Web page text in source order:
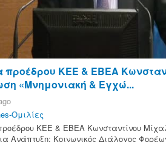
προέδρου ΚΕΕ & ΕΒΕΑ
«Μνημονιακή & Εγχώ...
Ομιλίες
ΚΕΕ & ΕΒΕΑ Κωνσταντίνου
Ανάπτυξη: Κοινωνικός Διάλογος